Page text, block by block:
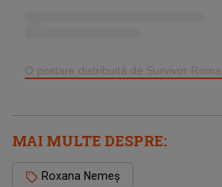
MAI MULTE DESPRE:
Roxana Nemeș